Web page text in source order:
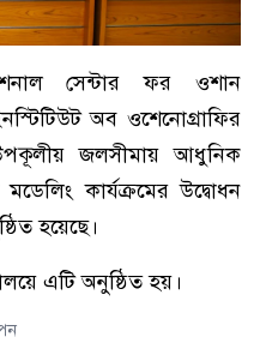
সেন্টার ফর ওশান
অব ওশেনোগ্রাফির
জলসীমায় আধুনিক
কার্যক্রমের উদ্বোধন
হয়েছে।
এটি অনুষ্ঠিত হয়।